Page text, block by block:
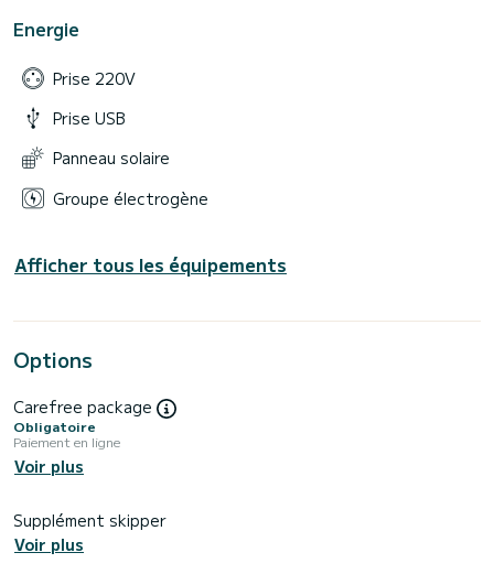
Energie
Prise 220V
Prise USB
Panneau solaire
Groupe électrogène
Afficher tous les équipements
Options
Carefree package
Obligatoire
Paiement en ligne
Voir plus
Supplément skipper
Voir plus